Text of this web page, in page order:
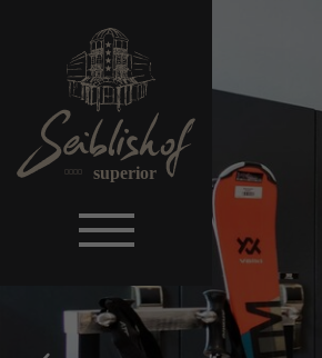
superior
